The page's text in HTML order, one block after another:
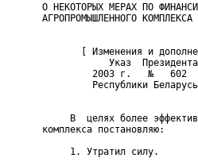
О НЕКОТОРЫХ МЕРАХ ПО
АГРОПРОМЫШЛЕННОГО КОМПЛЕКСА
[ Изменения и
Указ
2003 г.   №   602
Республики
В  целях более
комплекса постановляю:
     1. Утратил силу.